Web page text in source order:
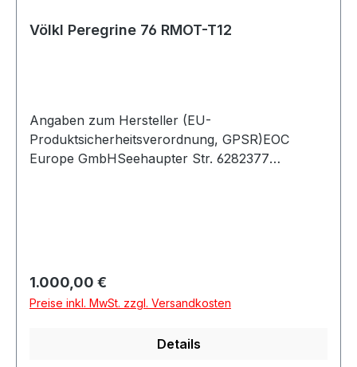
Völkl Peregrine 76 RMOT-T12
Angaben zum Hersteller (EU-
Produktsicherheitsverordnung, GPSR)EOC
Europe GmbHSeehaupter Str. 6282377
Regulärer Preis:
1.000,00 €
Preise inkl. MwSt. zzgl. Versandkosten
Details